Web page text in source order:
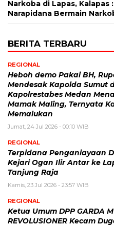
Narkoba di Lapas, Kalapas
Narapidana Bermain
BERITA TERBARU
REGIONAL
Heboh demo Pakai BH,
Mendesak Kapolda Sumut
Kapolrestabes Medan
Mamak Maling, Ternyata
Memalukan
Jumat, 24 Jul 2026 - 00:10 WIB
REGIONAL
Terpidana Penganiayaan
Kejari Ogan Ilir Antar ke
Tanjung Raja
Kamis, 23 Jul 2026 - 23:57 WIB
REGIONAL
Ketua Umum DPP GARDA
REVOLUSIONER Kecam